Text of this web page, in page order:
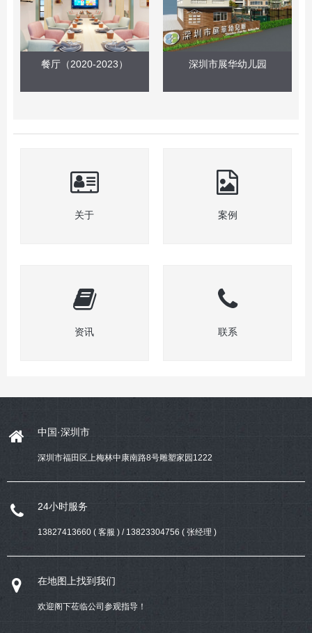
餐厅（2020-2023） 深圳市展华幼儿园
关于 案例
资讯 联系
中国·深圳市
深圳市福田区上梅林中康南路8号雕塑家园1222
24小时服务
13827413660 ( 客服 ) / 13823304756 ( 张经理 )
在地图上找到我们
欢迎阁下莅临公司参观指导！